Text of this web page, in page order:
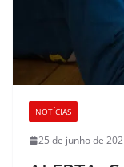
NOTÍCIAS
25 de junho de